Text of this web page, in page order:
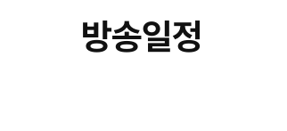
방송일정